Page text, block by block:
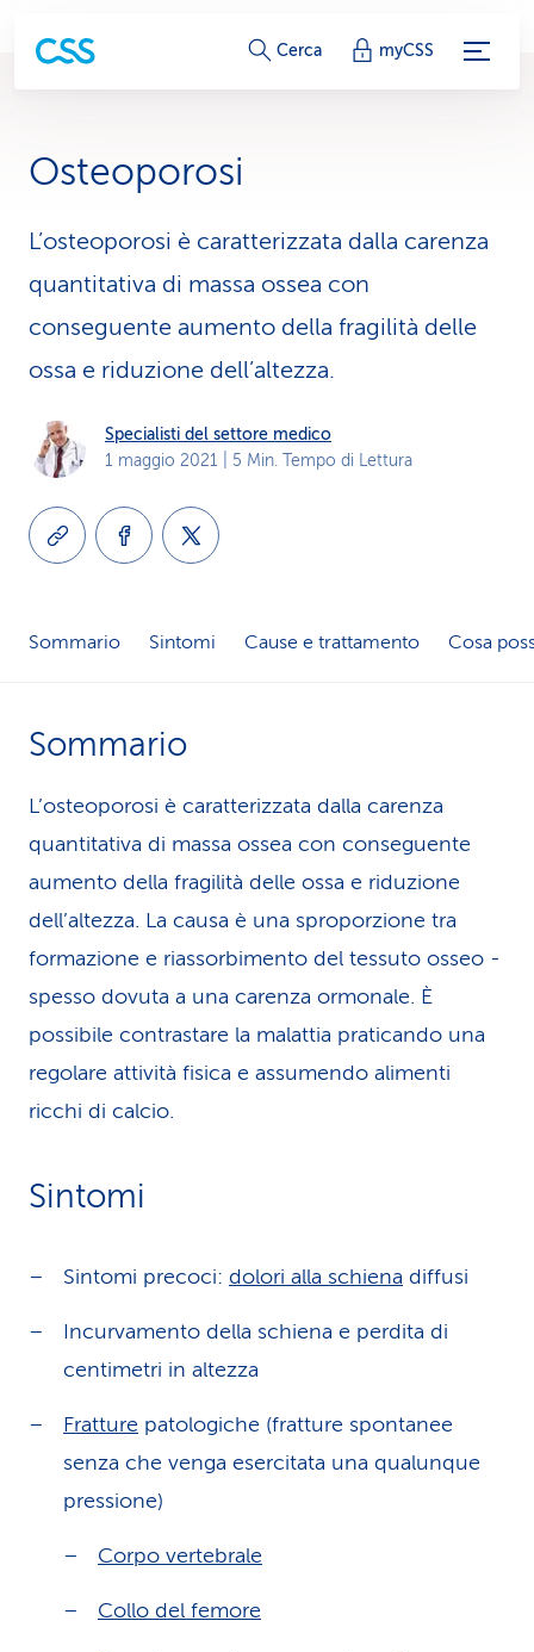
c
e
g
a
m
e
n
r
v
i
i
o
Cerca myCSS
Osteoporosi
L’osteoporosi è caratterizzata dalla carenza
quantitativa di massa ossea con
conseguente aumento della fragilità delle
ossa e riduzione dell’altezza.
Specialisti del settore medico
1 maggio 2021 | 5 Min. Tempo di Lettura
Sommario Sintomi Cause e trattamento Cosa
Sommario
L’osteoporosi è caratterizzata dalla carenza
quantitativa di massa ossea con conseguente
aumento della fragilità delle ossa e riduzione
dell’altezza. La causa è una sproporzione tra
formazione e riassorbimento del tessuto osseo -
spesso dovuta a una carenza ormonale. È
possibile contrastare la malattia praticando una
regolare attività fisica e assumendo alimenti
ricchi di calcio.
Sintomi
Sintomi precoci: dolori alla schiena diffusi
Incurvamento della schiena e perdita di
centimetri in altezza
Fratture patologiche (fratture spontanee
senza che venga esercitata una qualunque
pressione)
Corpo vertebrale
Collo del femore